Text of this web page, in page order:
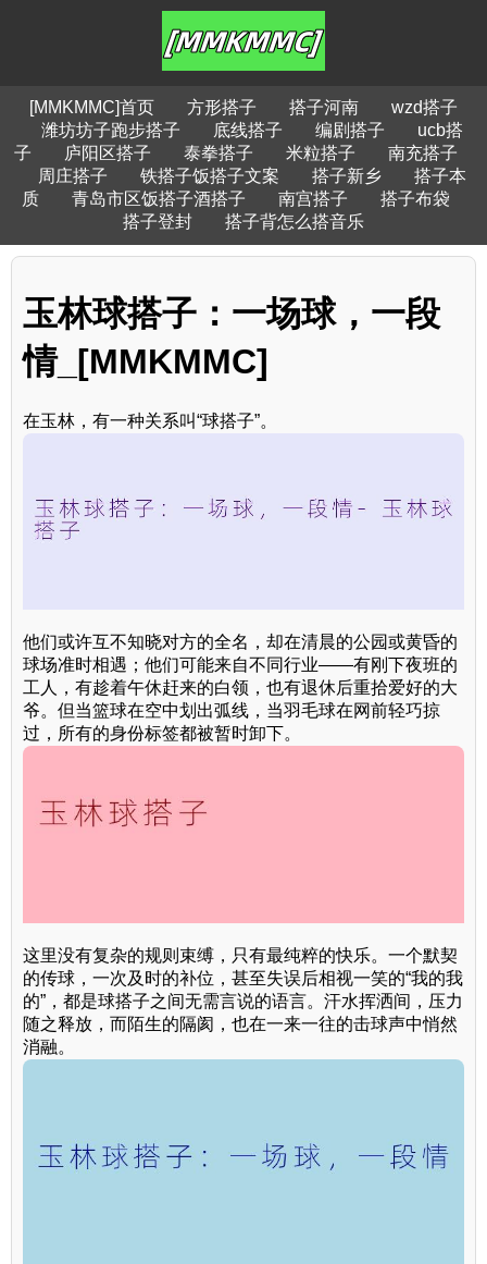
[MMKMMC]首页 方形搭子 搭子河南
wzd搭子
潍坊坊子跑步搭子
底线搭子 编剧搭子
ucb搭
子
庐阳区搭子 泰拳搭子 米粒搭子
南充搭子
周庄搭子
铁搭子饭搭子文案 搭子新乡
搭子本
质
青岛市区饭搭子酒搭子 南宫搭子
搭子布袋
搭子登封
搭子背怎么搭音乐
玉林球搭子：一场球，一段
情_[MMKMMC]
在玉林，有一种关系叫“球搭子”。
他们或许互不知晓对方的全名，却在清晨的公园或黄昏的
球场准时相遇；他们可能来自不同行业——有刚下夜班的
工人，有趁着午休赶来的白领，也有退休后重拾爱好的大
爷。但当篮球在空中划出弧线，当羽毛球在网前轻巧掠
过，所有的身份标签都被暂时卸下。
这里没有复杂的规则束缚，只有最纯粹的快乐。一个默契
的传球，一次及时的补位，甚至失误后相视一笑的“我的我
的”，都是球搭子之间无需言说的语言。汗水挥洒间，压力
随之释放，而陌生的隔阂，也在一来一往的击球声中悄然
消融。